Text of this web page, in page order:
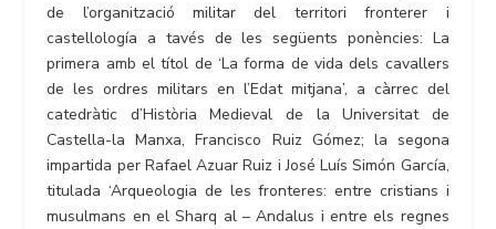
de l’organització militar del territori fronterer i
castellología a tavés de les següents ponències: La
primera amb el títol de ‘La forma de vida dels cavallers
de les ordres militars en l’Edat mitjana’, a càrrec del
catedràtic d’Història Medieval de la Universitat de
Castella-la Manxa, Francisco Ruiz Gómez; la segona
impartida per Rafael Azuar Ruiz i José Luís Simón García,
titulada ‘Arqueologia de les fronteres: entre cristians i
musulmans en el Sharq al – Andalus i entre els regnes